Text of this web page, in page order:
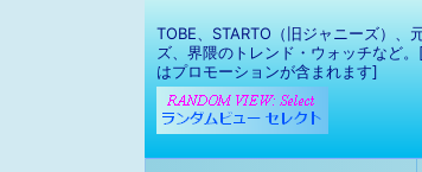
TOBE、STARTO（旧ジャニーズ）、
ズ、界隈のトレンド・ウォッチなど
はプロモーションが含まれます]